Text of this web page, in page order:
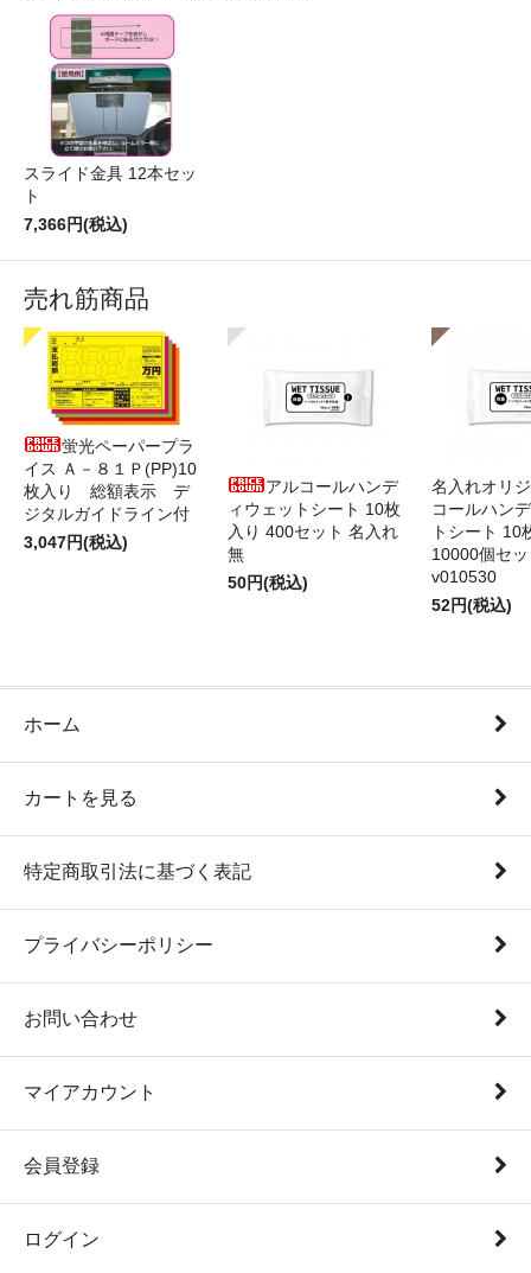
スライド金具 12本セッ
ト
7,366円(税込)
売れ筋商品
蛍光ペーパープラ
イス Ａ－８１Ｐ(PP)10
枚入り 総額表示 デ
ジタルガイドライン付
3,047円(税込)
アルコールハンデ
ィウェットシート 10枚
入り 400セット 名入れ
無
50円(税込)
名入れオリ
コールハン
トシート 10
10000個セ
v010530
52円(税込)
ホーム
カートを見る
特定商取引法に基づく表記
プライバシーポリシー
お問い合わせ
マイアカウント
会員登録
ログイン